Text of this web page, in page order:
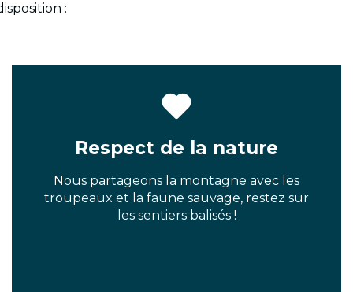
:
Respect de la nature
Nous partageons la montagne avec les
troupeaux et la faune sauvage, restez sur
les sentiers balisés !